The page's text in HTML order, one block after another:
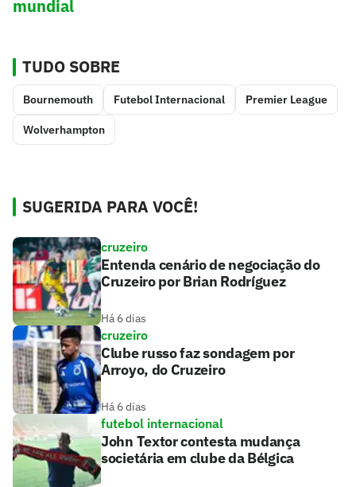
mundial
TUDO SOBRE
Bournemouth Futebol Internacional Premier League
Wolverhampton
SUGERIDA PARA VOCÊ!
cruzeiro
Entenda cenário de negociação do
Cruzeiro por Brian Rodríguez
Há 6 dias
cruzeiro
Clube russo faz sondagem por
Arroyo, do Cruzeiro
Há 6 dias
futebol internacional
John Textor contesta mudança
societária em clube da Bélgica